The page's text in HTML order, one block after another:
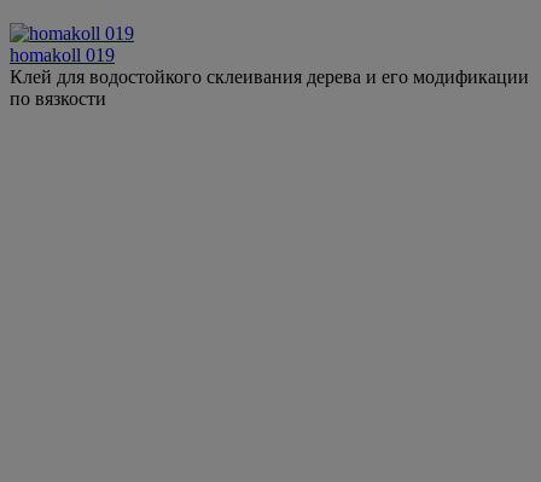
homakoll 019
Клей для водостойкого склеивания дерева и его модификации
по вязкости